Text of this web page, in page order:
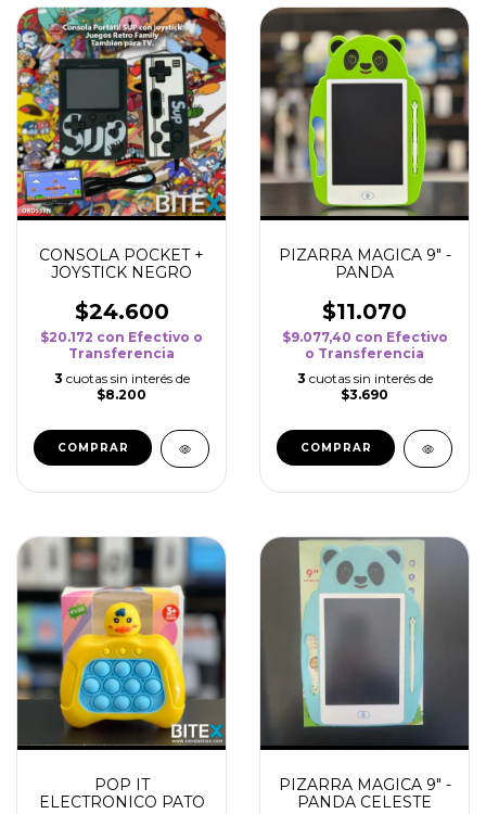
CONSOLA POCKET +
JOYSTICK NEGRO
$24.600
$20.172 con Efectivo o
Transferencia
3 cuotas sin interés de
$8.200
PIZARRA MAGICA 9" -
PANDA
$11.070
$9.077,40 con Efectivo
o Transferencia
3 cuotas sin interés de
$3.690
POP IT
ELECTRONICO PATO
PIZARRA MAGICA 9" -
PANDA CELESTE